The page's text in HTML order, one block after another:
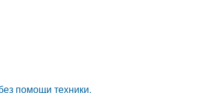
помощи техники.